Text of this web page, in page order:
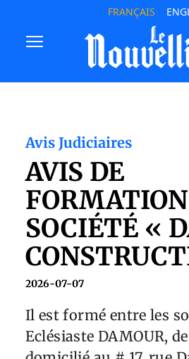
FRANÇAIS
Avis Judiciaires
AVIS DE
SOCIÉTÉ «
2026-07-07
Il est formé entre les
Eclésiaste DAMOUR,